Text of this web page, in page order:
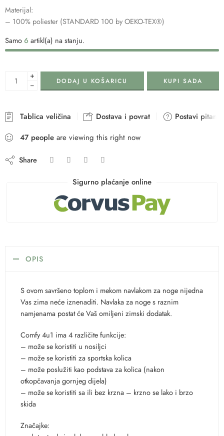
Materijal:
– 100% poliester (STANDARD 100 by OEKO-TEX®)
Samo6 artikl(a) na stanju.
+
−
DODAJ U KOŠARICU KUPI SADA
Tablica veličina Dostava i povrat
Postavi pitanje
47 people are viewing this right now
Share
Sigurno plaćanje online
OPIS
S ovom savršeno toplom i mekom navlakom za noge nijedna
Vas zima neće iznenaditi. Navlaka za noge s raznim
namjenama postat će Vaš omiljeni zimski dodatak.
Comfy 4u1 ima 4 različite funkcije:
– može se koristiti u nosiljci
– može se koristiti za sportska kolica
– može poslužiti kao podstava za kolica (nakon
otkopčavanja gornjeg dijela)
– može se koristiti sa ili bez krzna – krzno se lako i brzo
skida
Značajke: